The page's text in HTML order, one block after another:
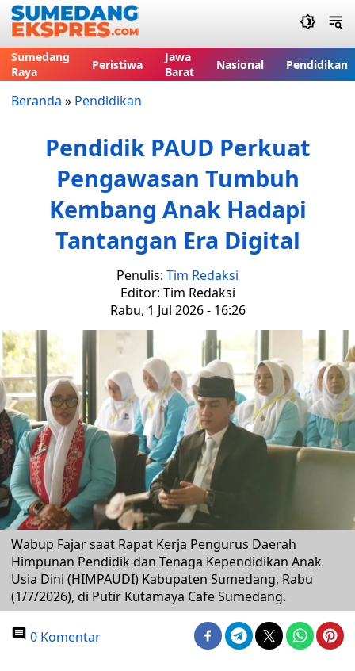
Sumedang
Raya
Peristiwa
Jawa
Barat
Nasional Pendidikan
Beranda » Pendidikan
Pendidik PAUD Perkuat
Pengawasan Tumbuh
Kembang Anak Hadapi
Tantangan Era Digital
Penulis: Tim Redaksi
Editor: Tim Redaksi
Rabu, 1 Jul 2026 - 16:26
Wabup Fajar saat Rapat Kerja Pengurus Daerah
Himpunan Pendidik dan Tenaga Kependidikan Anak
Usia Dini (HIMPAUDI) Kabupaten Sumedang, Rabu
(1/7/2026), di Putir Kutamaya Cafe Sumedang.
0 Komentar